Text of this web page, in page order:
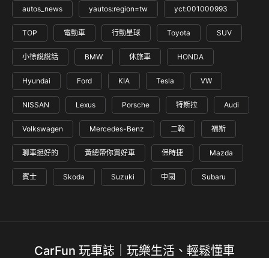
autos_news yautos:region=tw yct:001000993
TOP 電動車 行動星球 Toyota SUV
小徐說說話 BMW 休旅車 HONDA
Hyundai Ford KIA Tesla VW
NISSAN Lexus Porsche 特斯拉 Audi
Volkswagen Mercedes-Benz 二輪 福斯
聊車挺好的 黃總帶你買好車 保時捷 Mazda
賓士 Skoda Suzuki 中國 Subaru
CarFun 玩車誌｜玩樂生活、輕鬆懂車